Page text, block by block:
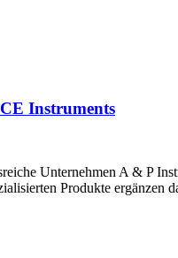
Instruments
Unternehmen A & P
Produkte ergänzen